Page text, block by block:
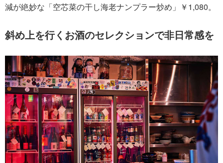
減が絶妙な「空芯菜の干し海老ナンプラー炒め」￥1,080。
斜め上を行くお酒のセレクションで非日常感を